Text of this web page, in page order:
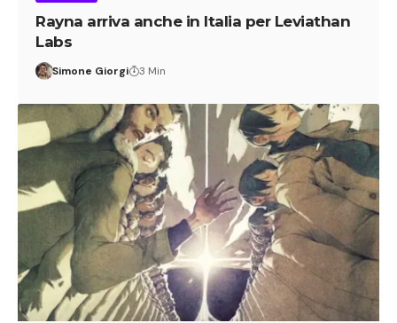
Rayna arriva anche in Italia per Leviathan
Labs
Simone Giorgi 3 Min